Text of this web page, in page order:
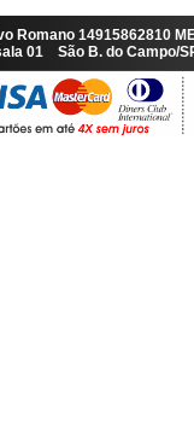
Romano
01 São B. do